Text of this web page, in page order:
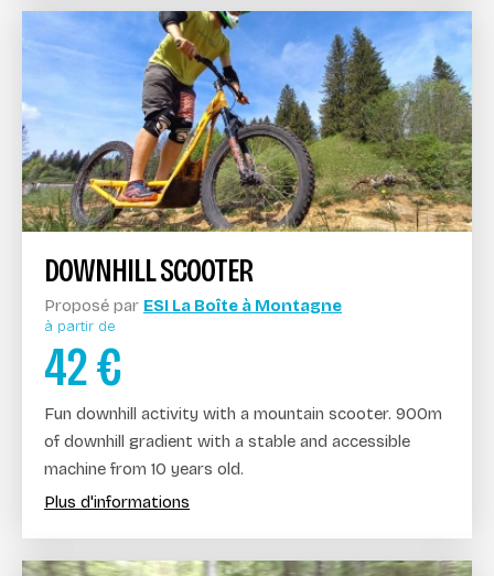
DOWNHILL SCOOTER
Proposé par ESI La Boîte à Montagne
à partir de
42€
Fun downhill activity with a mountain scooter. 900m
of downhill gradient with a stable and accessible
machine from 10 years old.
Plus d'informations